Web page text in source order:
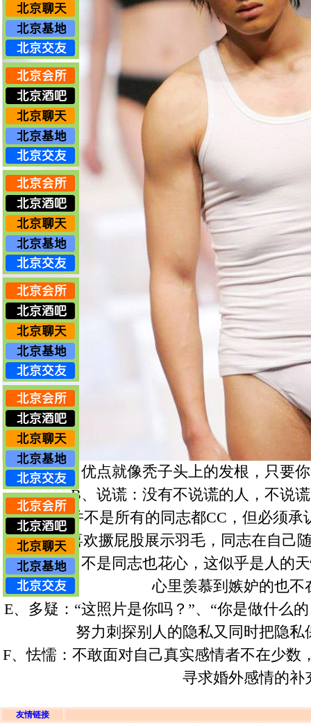
A、自恋：优点就像秃子头上的发根，只要
B、说谎：没有不说谎的人，不说
C、CC：并不是所有的同志都CC，但必须
荣：孔雀喜欢撅屁股展示羽毛，同志在自己
D、花心：不是同志也花心，这似乎是人的
心里羡慕到嫉妒的也不
E、多疑：“这照片是你吗？”、“你是做什么
努力刺探别人的隐私又同时把隐
F、怯懦：不敢面对自己真实感情者不在少数
寻求婚外感情的补
友情链接